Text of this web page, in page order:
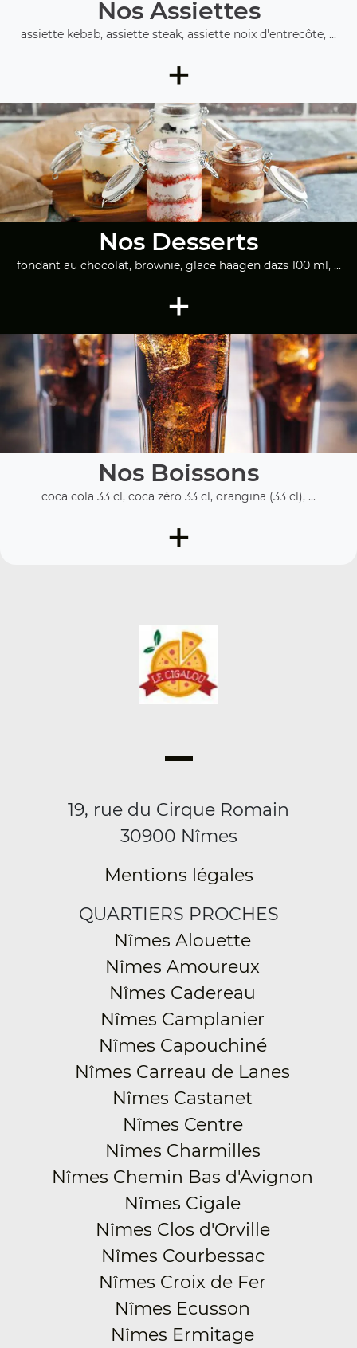
Nos Assiettes
assiette kebab, assiette steak, assiette noix d'entrecôte, ...
+
Nos Desserts
fondant au chocolat, brownie, glace haagen dazs 100 ml, ...
+
Nos Boissons
coca cola 33 cl, coca zéro 33 cl, orangina (33 cl), ...
+
19, rue du Cirque Romain
30900 Nîmes
Mentions légales
QUARTIERS PROCHES
Nîmes Alouette
Nîmes Amoureux
Nîmes Cadereau
Nîmes Camplanier
Nîmes Capouchiné
Nîmes Carreau de Lanes
Nîmes Castanet
Nîmes Centre
Nîmes Charmilles
Nîmes Chemin Bas d'Avignon
Nîmes Cigale
Nîmes Clos d'Orville
Nîmes Courbessac
Nîmes Croix de Fer
Nîmes Ecusson
Nîmes Ermitage